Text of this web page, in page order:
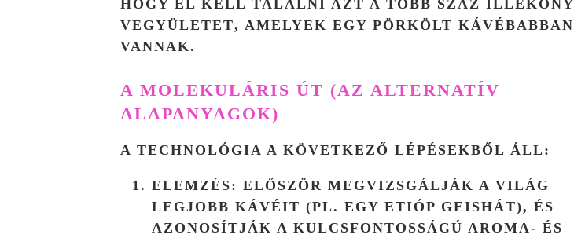
HOGY EL KELL TALÁLNI AZT A TÖBB SZÁZ ILLÉKONY
VEGYÜLETET, AMELYEK EGY PÖRKÖLT KÁVÉBABBAN
VANNAK.
A MOLEKULÁRIS ÚT (AZ ALTERNATÍV
ALAPANYAGOK)
A TECHNOLÓGIA A KÖVETKEZŐ LÉPÉSEKBŐL ÁLL:
ELEMZÉS: ELŐSZÖR MEGVIZSGÁLJÁK A VILÁG
LEGJOBB KÁVÉIT (PL. EGY ETIÓP GEISHÁT), ÉS
AZONOSÍTJÁK A KULCSFONTOSSÁGÚ AROMA- ÉS